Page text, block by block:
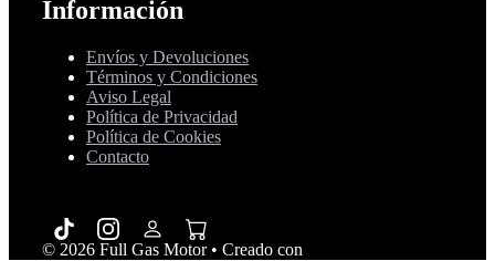
Información
Envíos y Devoluciones
Términos y Condiciones
Aviso Legal
Política de Privacidad
Política de Cookies
Contacto
© 2026 Full Gas Motor• Creado con